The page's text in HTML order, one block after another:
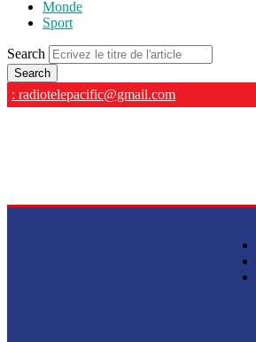
Monde
Sport
Search
: radiotelepacific@gmail.com